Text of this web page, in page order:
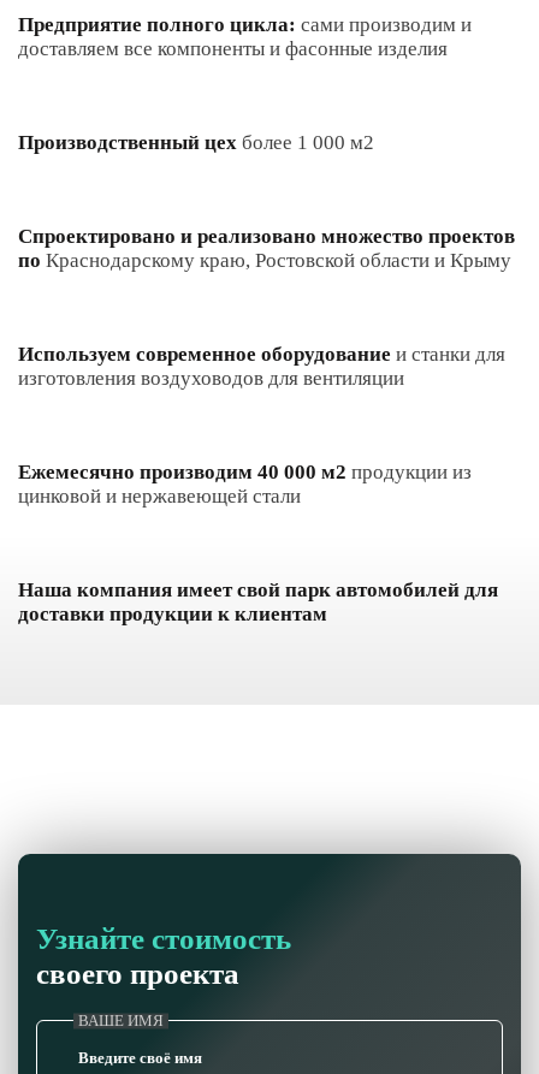
Предприятие полного цикла: сами производим и
доставляем все компоненты и фасонные изделия
Производственный цех более 1 000 м2
Спроектировано и реализовано множество проектов
по Краснодарскому краю, Ростовской области и Крыму
Используем современное оборудование и станки для
изготовления воздуховодов для вентиляции
Ежемесячно производим 40 000 м2 продукции из
цинковой и нержавеющей стали
Наша компания имеет свой парк автомобилей для
доставки продукции к клиентам
Узнайте стоимость
своего проекта
ВАШЕ ИМЯ